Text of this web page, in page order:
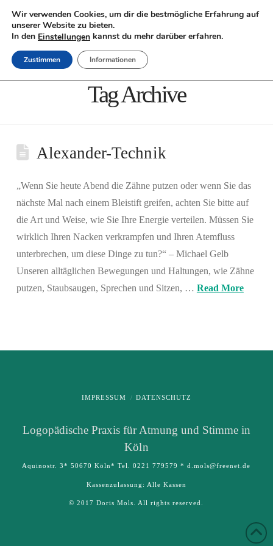
Tag Archive
Alexander-Technik
„Wenn Sie heute Abend die Zähne putzen oder wenn Sie das
nächste Mal nach einem Bleistift greifen, achten Sie bitte auf
die Art und Weise, wie Sie Ihre Energie verteilen. Müssen Sie
wirklich Ihren Nacken verkrampfen und Ihren Atemfluss
unterbrechen, um diese Dinge zu tun?“ – Michael Gelb
Unseren alltäglichen Bewegungen und Haltungen, wie Zähne
putzen, Staubsaugen, Sprechen und Sitzen, … Read More
IMPRESSUM DATENSCHUTZ
Logo­pädische Praxis für Atmung und Stimme in
Köln
Aquinostr. 3* 50670 Köln* Tel. 0221 779579 * d.mols@freenet.de
Kassenzulassung: Alle Kassen
© 2017 Doris Mols. All rights reserved.
Wir verwenden Cookies, um dir die bestmögliche Erfahrung auf
unserer Website zu bieten.
In den Einstellungen kannst du mehr darüber erfahren.
Zustimmen Informationen